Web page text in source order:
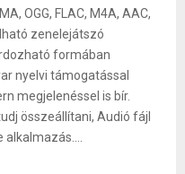
OGG, FLAC, M4A, AAC,
zenelejátszó
formában
nyelvi támogatással
megjelenéssel is bír.
összeállítani, Audió fájl